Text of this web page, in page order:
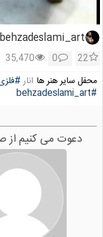
behzadeslami_art#
22
0
35,470
محفل سایر هنر ها انار
#behzadeslami_art
دعوت می کنیم از